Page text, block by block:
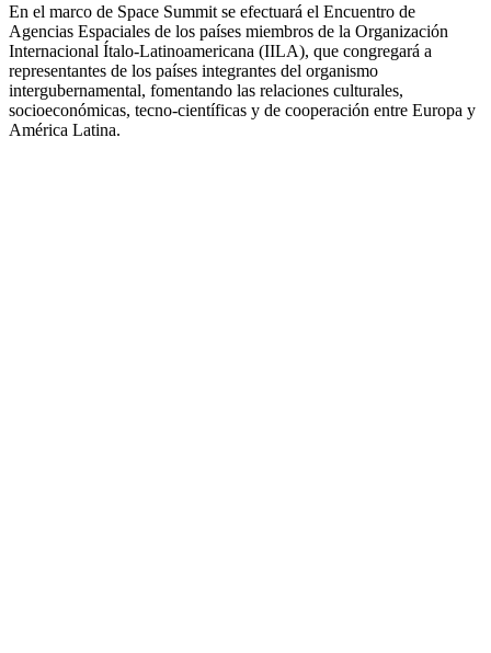
En el marco de Space Summit se efectuará el Encuentro de
Agencias Espaciales de los países miembros de la Organización
Internacional Ítalo-Latinoamericana (IILA), que congregará a
representantes de los países integrantes del organismo
intergubernamental, fomentando las relaciones culturales,
socioeconómicas, tecno-científicas y de cooperación entre Europa y
América Latina.